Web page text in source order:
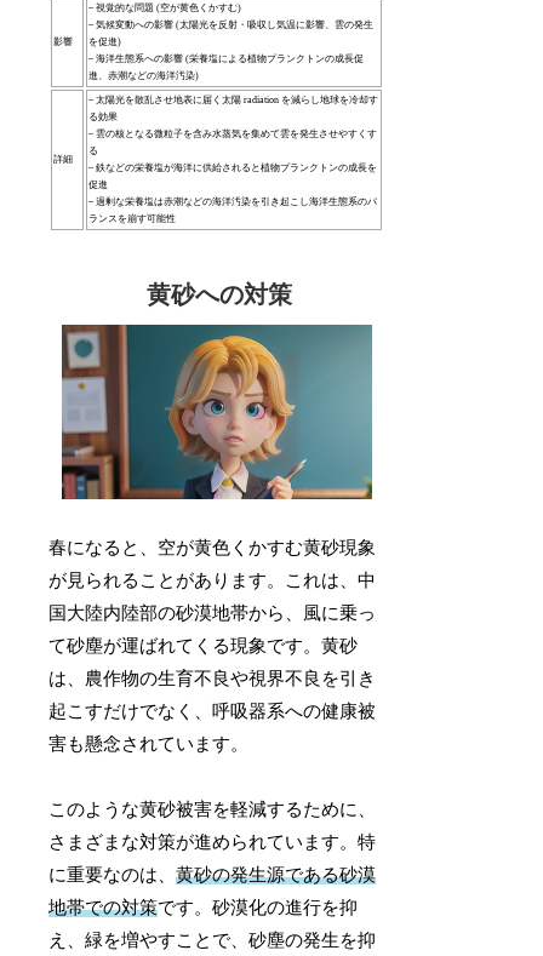
影響
– 視覚的な問題 (空が黄色くかすむ)
– 気候変動への影響 (太陽光を反射・吸収し気温に影響、雲の発生
を促進)
– 海洋生態系への影響 (栄養塩による植物プランクトンの成長促
進、赤潮などの海洋汚染)
詳細
– 太陽光を散乱させ地表に届く太陽 radiation を減らし地球を冷却す
る効果
– 雲の核となる微粒子を含み水蒸気を集めて雲を発生させやすくす
る
– 鉄などの栄養塩が海洋に供給されると植物プランクトンの成長を
促進
– 過剰な栄養塩は赤潮などの海洋汚染を引き起こし海洋生態系のバ
ランスを崩す可能性
黄砂への対策
春になると、空が黄色くかすむ黄砂現象
が見られることがあります。これは、中
国大陸内陸部の砂漠地帯から、風に乗っ
て砂塵が運ばれてくる現象です。黄砂
は、農作物の生育不良や視界不良を引き
起こすだけでなく、呼吸器系への健康被
害も懸念されています。
このような黄砂被害を軽減するために、
さまざまな対策が進められています。特
に重要なのは、黄砂の発生源である砂漠
地帯での対策です。砂漠化の進行を抑
え、緑を増やすことで、砂塵の発生を抑